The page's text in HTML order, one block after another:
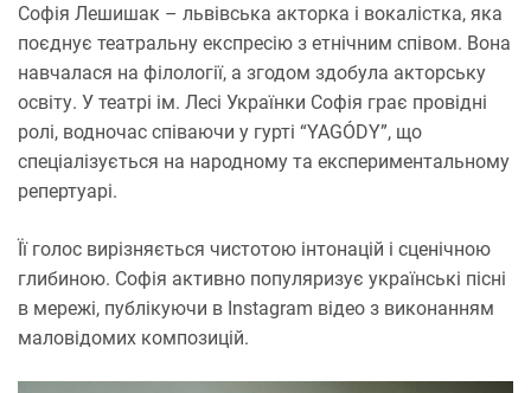
Софія Лешишак – львівська акторка і вокалістка, яка
поєднує театральну експресію з етнічним співом. Вона
навчалася на філології, а згодом здобула акторську
освіту. У театрі ім. Лесі Українки Софія грає провідні
ролі, водночас співаючи у гурті “YAGÓDY”, що
спеціалізується на народному та експериментальному
репертуарі.
Її голос вирізняється чистотою інтонацій і сценічною
глибиною. Софія активно популяризує українські пісні
в мережі, публікуючи в Instagram відео з виконанням
маловідомих композицій.